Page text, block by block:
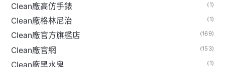
Clean廠高仿手錶 (1)
Clean廠格林尼治 (1)
Clean廠官方旗艦店 (169)
Clean廠官網 (153)
Clean廠黑水鬼 (1)